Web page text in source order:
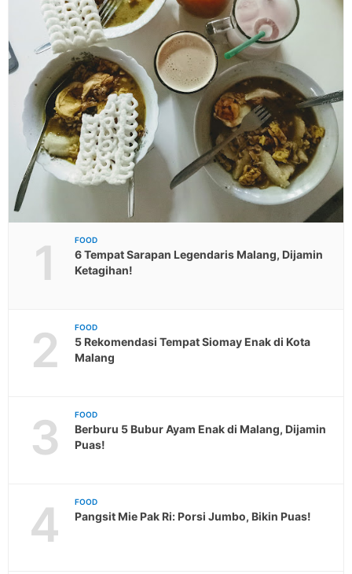
1 FOOD
6 Tempat Sarapan Legendaris Malang, Dijamin
Ketagihan!
2 FOOD
5 Rekomendasi Tempat Siomay Enak di Kota
Malang
3 FOOD
Berburu 5 Bubur Ayam Enak di Malang, Dijamin
Puas!
4 FOOD
Pangsit Mie Pak Ri: Porsi Jumbo, Bikin Puas!